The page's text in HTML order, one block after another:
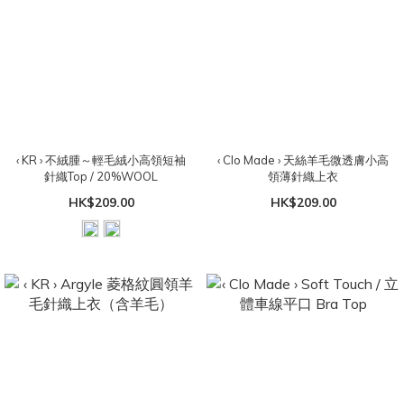
‹ KR › 不絨腫～輕毛絨小高領短袖
針織Top / 20%WOOL
HK$209.00
‹ Clo Made › 天絲羊毛微透膚小高
領薄針織上衣
HK$209.00